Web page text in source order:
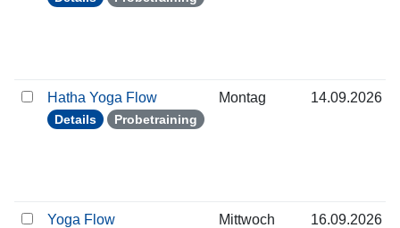
Hatha Yoga Flow
Details Probetraining
Montag 14.09.2026
Yoga Flow Mittwoch 16.09.2026